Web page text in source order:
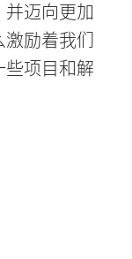
迈向更加
励着我们
项目和解